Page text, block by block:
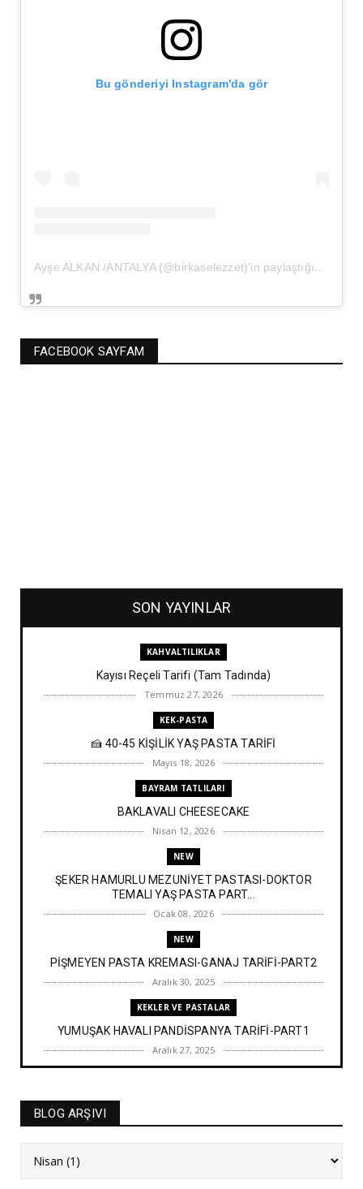
Bu gönderiyi Instagram'da gör
Ayşe ALKAN /ANTALYA (@birkaselezzet)'in paylaştığı bir gönderi
FACEBOOK SAYFAM
SON YAYINLAR
KAHVALTILIKLAR
Kayısı Reçeli Tarifi (Tam Tadında)
Temmuz 27, 2026
KEK-PASTA
🍰 40-45 KİŞİLİK YAŞ PASTA TARİFİ
Mayıs 18, 2026
BAYRAM TATLILARI
BAKLAVALI CHEESECAKE
Nisan 12, 2026
NEW
ŞEKER HAMURLU MEZUNİYET PASTASI-DOKTOR
TEMALI YAŞ PASTA PART...
Ocak 08, 2026
NEW
PİŞMEYEN PASTA KREMASI-GANAJ TARİFİ-PART2
Aralık 30, 2025
KEKLER VE PASTALAR
YUMUŞAK HAVALI PANDİSPANYA TARİFİ-PART1
Aralık 27, 2025
BLOG ARŞIVI